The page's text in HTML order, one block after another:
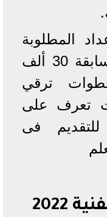
المطلوبة
في كل محافظة في مسابقة 30 ألف
ترقي
5 سنوات تعرف على
للتقديم فى
2022